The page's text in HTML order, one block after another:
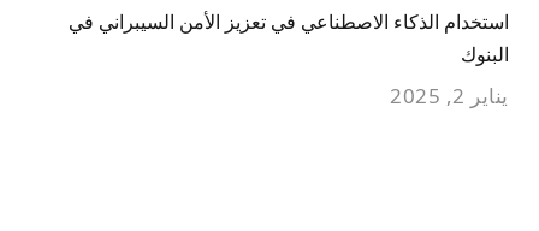
استخدام الذكاء الاصطناعي في تعزيز الأمن السيبراني في
البنوك
يناير 2, 2025